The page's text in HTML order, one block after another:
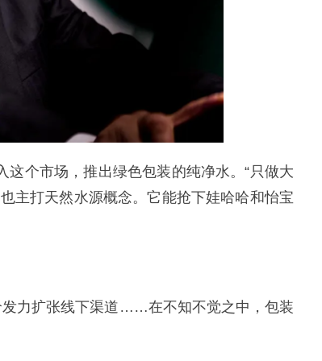
个市场，推出绿色包装的纯净水。“只做大
主打天然水源概念。它能抢下娃哈哈和怡宝
发力扩张线下渠道……在不知不觉之中，包装